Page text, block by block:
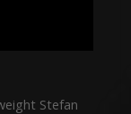
Stefan